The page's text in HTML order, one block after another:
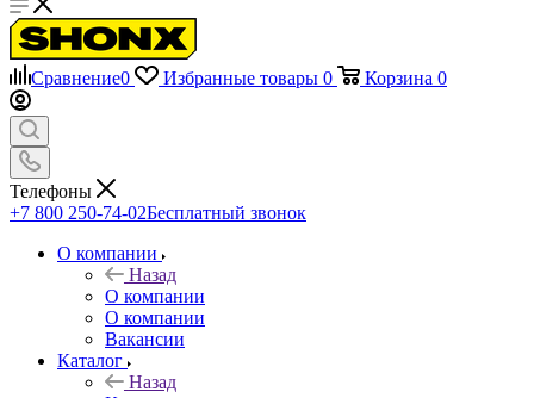
Сравнение0 Избранные товары 0 Корзина 0
Телефоны
+7 800 250-74-02Бесплатный звонок
О компании
Назад
О компании
О компании
Вакансии
Каталог
Назад